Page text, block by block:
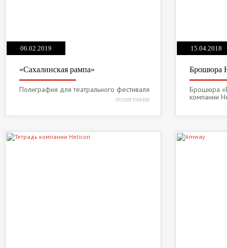
06.02.2019
«Сахалинская рампа»
Полиграфия для театрального фестиваля
ПОЛИГРАФИЯ
15.04.2018
Брошюра
Брошюра
компании